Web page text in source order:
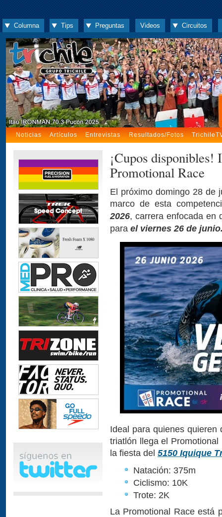
Columna Tips Preguntas Videos Circuitos
Noticias Artículos Entrevistas Resultados/Fotos
¡Cupos disponibles!
Promotional Race
El próximo domingo 28 de
marco de esta
2026, carrera enfocada en
para el viernes 26 de
Ideal para quienes
triatlón llega el
la fiesta del 5150 Iquique
Natación: 375m
Ciclismo: 10K
Trote: 2K
La Promotional Race está